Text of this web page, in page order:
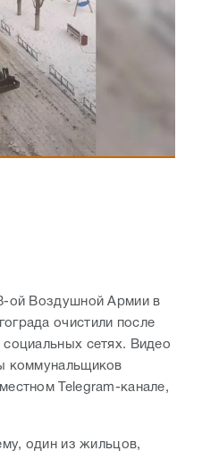
ой Воздушной Армии в
очистили после
сетях. Видео
коммунальщиков
Telegram-канале,
один из жильцов,